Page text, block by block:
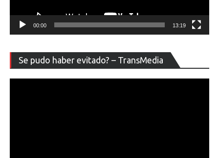
00:00 13:19
Se pudo haber evitado? – TransMedia
de